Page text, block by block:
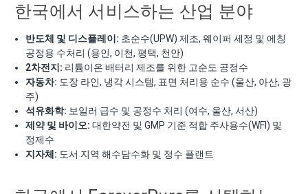
한국에서 서비스하는 산업 분야
반도체 및 디스플레이: 초순수(UPW) 제조, 웨이퍼 세정 및 에칭
공정용 수처리 (용인, 이천, 평택, 천안)
2차전지: 리튬이온 배터리 제조를 위한 고순도 공정수
자동차: 도장 라인, 냉각 시스템, 표면 처리용 순수 (울산, 아산, 광
주)
석유화학: 보일러 급수 및 공정수 처리 (여수, 울산, 서산)
제약 및 바이오: 대한약전 및 GMP 기준 적합 주사용수(WFI) 및
정제수
지자체: 도서 지역 해수담수화 및 정수 플랜트